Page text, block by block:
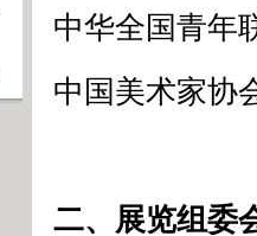
中华全国青年
中国美术家协
二、展览组委